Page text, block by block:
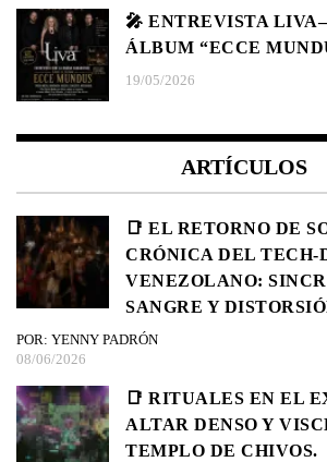
🎤 ENTREVISTA
ÁLBUM “ECCE
19/05/2026
ARTÍCULOS
📑 EL RETORNO DE
CRÓNICA DEL TECH-
VENEZOLANO:
SANGRE Y
POR: YENNY PADRÓN
08/06/2026
📑 RITUALES EN EL
ALTAR DENSO Y
TEMPLO DE CHIVOS.